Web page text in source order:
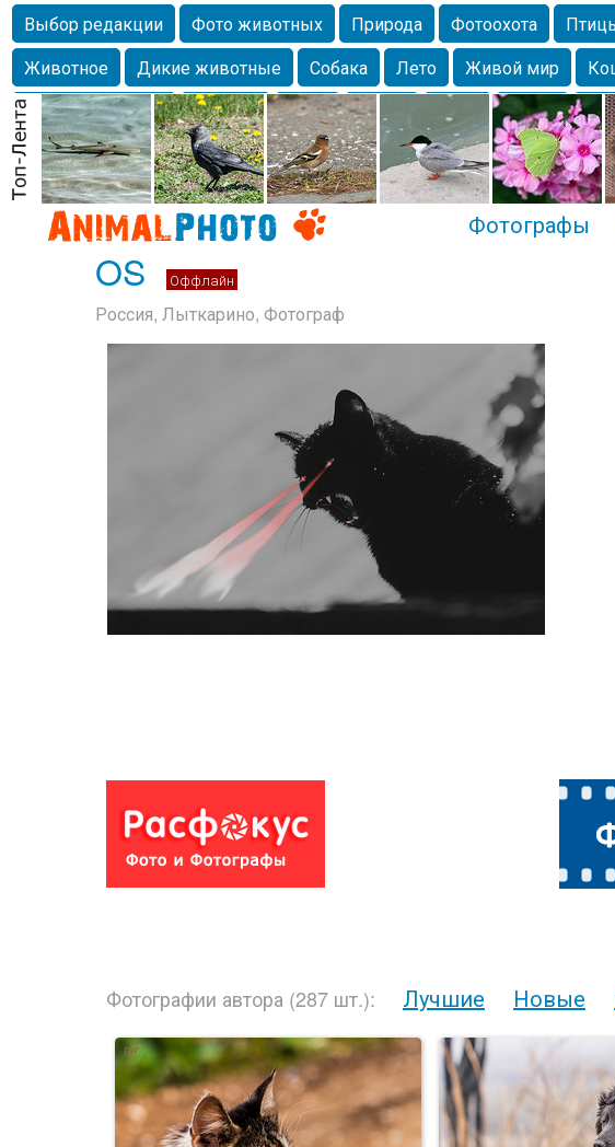
Выбор редакции Фото животных Природа Фотоохота
Животное
Дикие животные Собака Лето Живой мир
Млекопитающие
Красота Фото Озеро Глаза Крым
любимцы
Волгоград Лебедь Город Бабочка Чайка Лес
Спаниель
Фотографы
OS Оффлайн
Россия, Лыткарино, Фотограф
Фотографии автора (287 шт.): Лучшие Новые